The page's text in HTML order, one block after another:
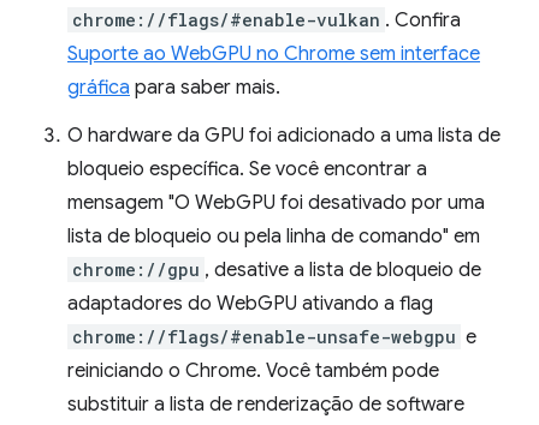
chrome://flags/#enable-vulkan . Confira
Suporte ao WebGPU no Chrome sem interface
gráfica para saber mais.
O hardware da GPU foi adicionado a uma lista de
bloqueio específica. Se você encontrar a
mensagem "O WebGPU foi desativado por uma
lista de bloqueio ou pela linha de comando" em
chrome://gpu , desative a lista de bloqueio de
adaptadores do WebGPU ativando a flag
chrome://flags/#enable-unsafe-webgpu e
reiniciando o Chrome. Você também pode
substituir a lista de renderização de software